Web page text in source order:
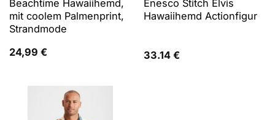
Beachtime Hawaiihemd,
mit coolem Palmenprint,
Strandmode
24,99 €
Enesco Stitch Elvis
Hawaiihemd Actionfigur
33.14 €